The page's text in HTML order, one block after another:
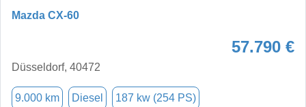
Mazda CX-60
57.790 €
Düsseldorf, 40472
9.000 km Diesel 187 kw (254 PS)